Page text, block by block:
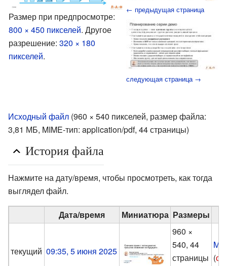
Размер при предпросмотре:
800 × 450 пикселей. Другое
разрешение: 320 × 180
пикселей.
← предыдущая страница
следующая страница →
Исходный файл (960 × 540 пикселей, размер файла:
3,81 МБ, MIME-тип: application/pdf, 44 страницы)
История файла
Нажмите на дату/время, чтобы просмотреть, как тогда
выглядел файл.
Дата/время Миниатюра Размеры
текущий 09:35, 5 июня 2025
960 ×
540, 44
страницы (